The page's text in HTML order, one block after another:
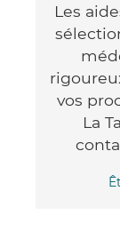
Les
vos
La